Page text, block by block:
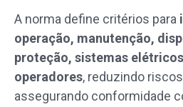
A norma define critérios para
operação, manutenção,
proteção, sistemas
operadores, reduzindo
assegurando conformidade